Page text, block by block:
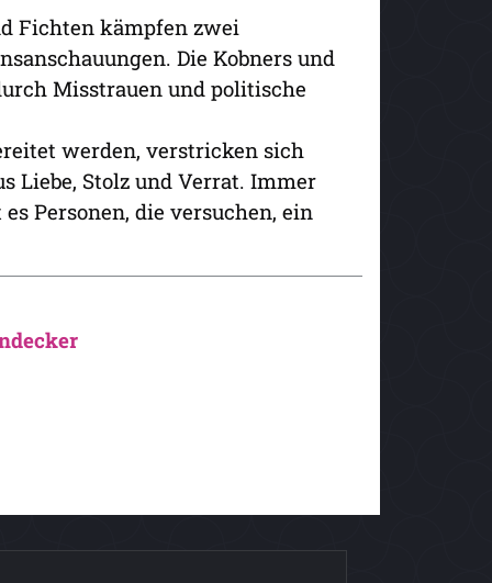
Fichten kämpfen zwei
Die Kobners und
Misstrauen und politische
werden, verstricken sich
Liebe, Stolz und Verrat. Immer
Personen, die versuchen, ein